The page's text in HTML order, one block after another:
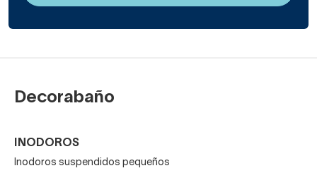
Decorabaño
INODOROS
Inodoros suspendidos pequeños